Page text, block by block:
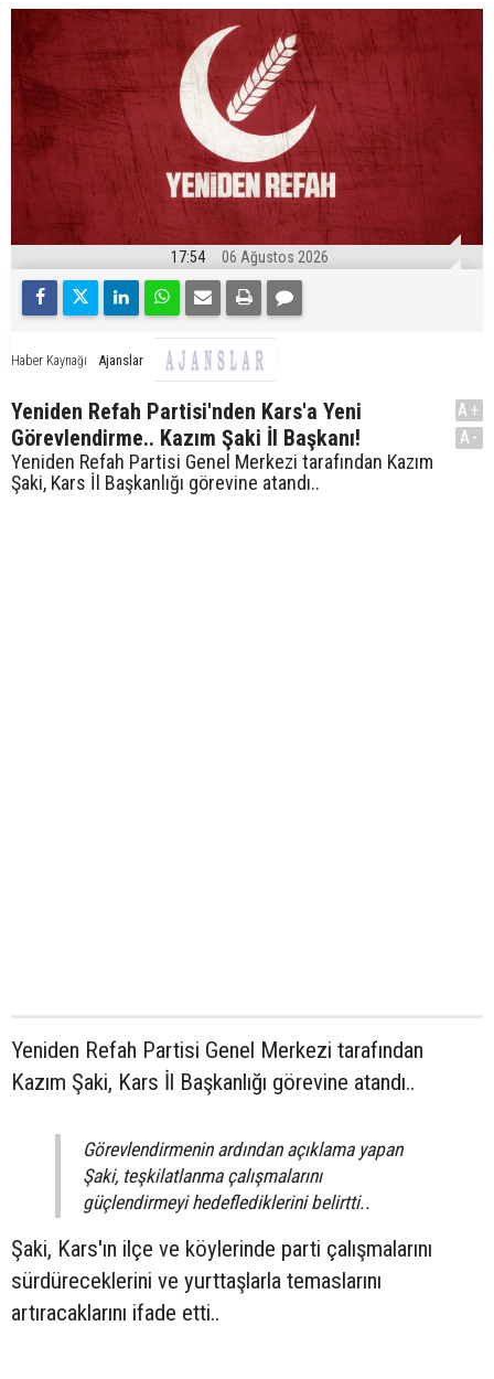
17:54 06 Ağustos 2026
Haber Kaynağı Ajanslar
Yeniden Refah Partisi'nden Kars'a Yeni
Görevlendirme.. Kazım Şaki İl Başkanı!
Yeniden Refah Partisi Genel Merkezi tarafından Kazım
Şaki, Kars İl Başkanlığı görevine atandı..
A+
A-
Yeniden Refah Partisi Genel Merkezi tarafından
Kazım Şaki, Kars İl Başkanlığı görevine atandı..
Görevlendirmenin ardından açıklama yapan
Şaki, teşkilatlanma çalışmalarını
güçlendirmeyi hedeflediklerini belirtti..
Şaki, Kars'ın ilçe ve köylerinde parti çalışmalarını
sürdüreceklerini ve yurttaşlarla temaslarını
artıracaklarını ifade etti..